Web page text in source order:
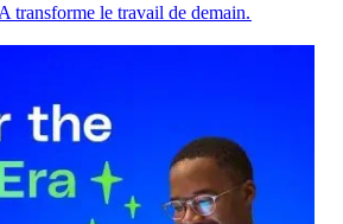
transforme le travail de demain.​​